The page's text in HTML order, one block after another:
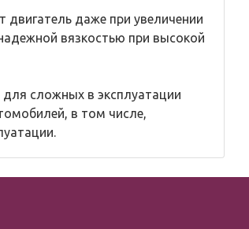
даже при увеличении
вязкостью при высокой
сложных в эксплуатации
в том числе,